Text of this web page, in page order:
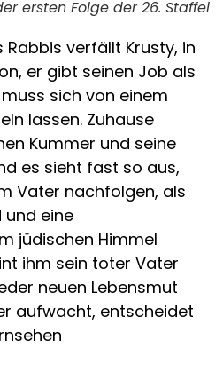
ersten Folge der 26. Staffel
verfällt Krusty, in
er gibt seinen Job als
sich von einem
lassen. Zuhause
Kummer und seine
es sieht fast so aus,
Vater nachfolgen, als
eine
jüdischen Himmel
ihm sein toter Vater
neuen Lebensmut
aufwacht, entscheidet